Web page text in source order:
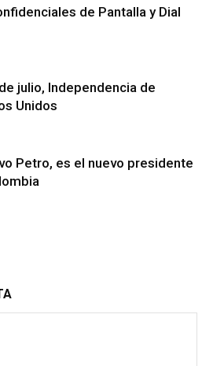
de Pantalla y Dial
julio, Independencia de
Unidos
Petro, es el nuevo presidente